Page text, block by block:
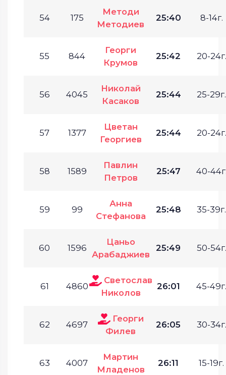
54 175
Методи
Методиев
25:40 8-14г.
55 844
Георги
Крумов
25:42 20-24г.
56 4045
Николай
Касаков
25:44 25-29г.
57 1377
Цветан
Георгиев
25:44 20-24г.
58 1589
Павлин
Петров
25:47 40-
59 99
Анна
Стефанова
25:48 35-39г.
60 1596
Цаньо
Арабаджиев
25:49 50-54г.
61 4860
Светослав
Николов
26:01 45-49г.
62 4697
Георги
Филев
26:05 30-34г.
63 4007
Мартин
Младенов
26:11 15-19г.